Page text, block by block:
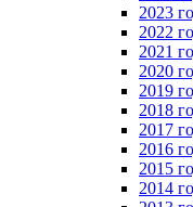
2023
2022
2021
2020
2019
2018
2017
2016
2015
2014